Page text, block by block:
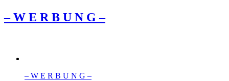
– W Ε R Β U Ν G –
– W Ε R Β U Ν G –